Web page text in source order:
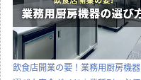
飲食店開業の要！業務用厨房機